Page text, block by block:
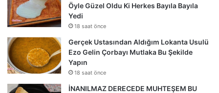
Öyle Güzel Oldu Ki Herkes Bayıla Bayıla
Yedi
18 saat önce
Gerçek Ustasından Aldığım Lokanta Usulü
Ezo Gelin Çorbayı Mutlaka Bu Şekilde
Yapın
18 saat önce
İNANILMAZ DERECEDE MUHTEŞEM BU